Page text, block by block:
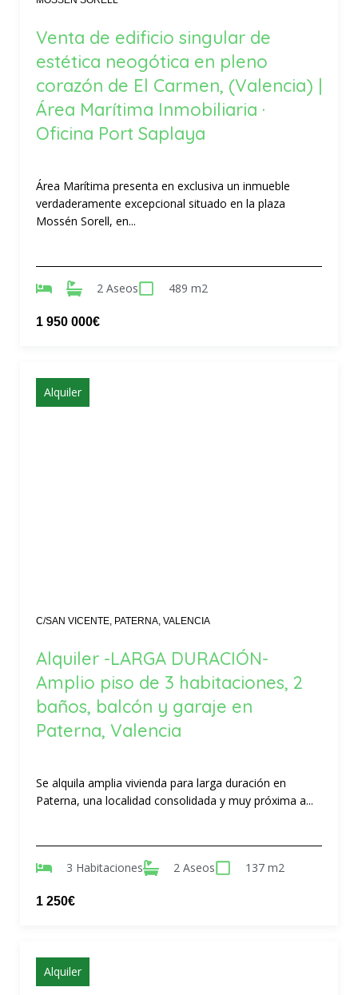
Venta de edificio singular de
estética neogótica en pleno
corazón de El Carmen, (Valencia) |
Área Marítima Inmobiliaria ·
Oficina Port Saplaya
Área Marítima presenta en exclusiva un inmueble
verdaderamente excepcional situado en la plaza
Mossén Sorell, en...
2 Aseos 489 m2
1 950 000€
Alquiler
C/SAN VICENTE, PATERNA, VALENCIA
Alquiler -LARGA DURACIÓN-
Amplio piso de 3 habitaciones, 2
baños, balcón y garaje en
Paterna, Valencia
Se alquila amplia vivienda para larga duración en
Paterna, una localidad consolidada y muy próxima a...
3 Habitaciones 2 Aseos 137 m2
1 250€
Alquiler